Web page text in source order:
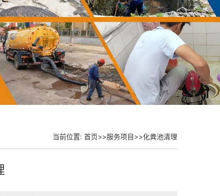
当前位置: 首页>>服务项目>>化粪池清理